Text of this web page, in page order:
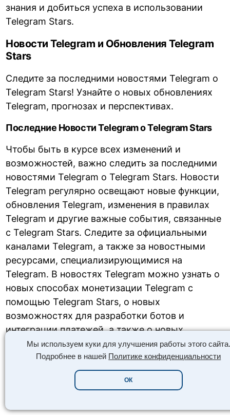
Мы используем куки для улучшения работы этого сайта.
Подробнее в нашей Политике конфиденциальности
ОК
знания и добиться успеха в использовании
Telegram Stars.
Новости Telegram и Обновления Telegram
Stars
Следите за последними новостями Telegram о
Telegram Stars! Узнайте о новых обновлениях
Telegram, прогнозах и перспективах.
Последние Новости Telegram о Telegram Stars
Чтобы быть в курсе всех изменений и
возможностей, важно следить за последними
новостями Telegram о Telegram Stars. Новости
Telegram регулярно освещают новые функции,
обновления Telegram, изменения в правилах
Telegram и другие важные события, связанные
с Telegram Stars. Следите за официальными
каналами Telegram, а также за новостными
ресурсами, специализирующимися на
Telegram. В новостях Telegram можно узнать о
новых способах монетизации Telegram с
помощью Telegram Stars, о новых
возможностях для разработки ботов и
интеграции платежей, а также о новых
стратегиях продвижения в Telegram. Будьте в
курсе последних новостей Telegram, чтобы
максимально эффективно использовать
Telegram Stars и добиться успеха в экосистеме